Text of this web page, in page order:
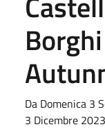
Da Domenica 3
3 Dicembre